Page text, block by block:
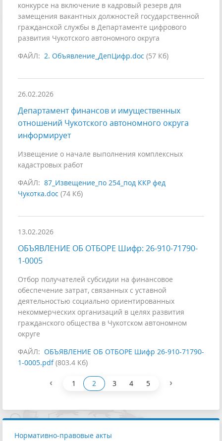
конкурсе на включение в кадровый резерв для
замещения вакантных должностей государственной
гражданской службы в Департаменте цифрового
развития Чукотского автономного округа
ФАЙЛ: 2. Объявление_ДепЦифр.doc (57 Кб)
26.02.2026
Департамент финансов и имущественных
отношений Чукотского автономного округа
информирует
Извещение о начале выполнения комплексных
кадастровых работ
ФАЙЛ: 87_Извещение_по 254_под ККР фед
Чукотка.doc (74 Кб)
13.02.2026
ОБЪЯВЛЕНИЕ ОБ ОТБОРЕ Шифр: 26-910-71790-
1-0005
Отбор получателей субсидии на финансовое
обеспечение затрат, связанных с уставной
деятельностью социально ориентированных
некоммерческих организаций в целях развития
гражданского общества в Чукотском автономном
округе
ФАЙЛ: ОБЪЯВЛЕНИЕ ОБ ОТБОРЕ Шифр 26-910-71790-
1-0005.pdf(803.4 Кб)
‹ 1 2 3 4 5 ›
Нормативно-правовые акты